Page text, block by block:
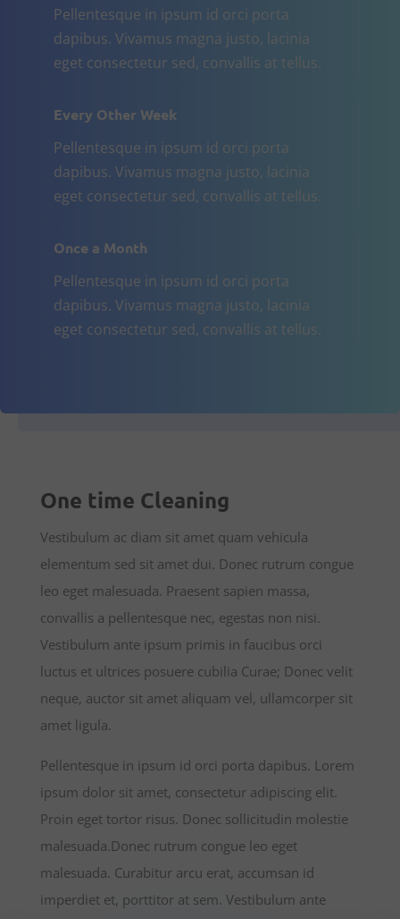
Pellentesque in ipsum id orci porta
dapibus. Vivamus magna justo, lacinia
eget consectetur sed, convallis at tellus.
Every Other Week
Pellentesque in ipsum id orci porta
dapibus. Vivamus magna justo, lacinia
eget consectetur sed, convallis at tellus.
Once a Month
Pellentesque in ipsum id orci porta
dapibus. Vivamus magna justo, lacinia
eget consectetur sed, convallis at tellus.
One time Cleaning
Vestibulum ac diam sit amet quam vehicula
elementum sed sit amet dui. Donec rutrum congue
leo eget malesuada. Praesent sapien massa,
convallis a pellentesque nec, egestas non nisi.
Vestibulum ante ipsum primis in faucibus orci
luctus et ultrices posuere cubilia Curae; Donec velit
neque, auctor sit amet aliquam vel, ullamcorper sit
amet ligula.
Pellentesque in ipsum id orci porta dapibus. Lorem
ipsum dolor sit amet, consectetur adipiscing elit.
Proin eget tortor risus. Donec sollicitudin molestie
malesuada.Donec rutrum congue leo eget
malesuada. Curabitur arcu erat, accumsan id
imperdiet et, porttitor at sem. Vestibulum ante